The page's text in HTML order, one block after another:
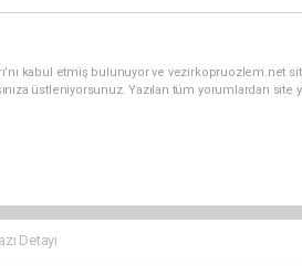
kabul etmiş bulunuyor ve vezirkopruozlem.net
üstleniyorsunuz. Yazılan tüm yorumlardan
Detayı